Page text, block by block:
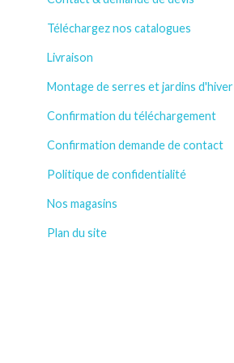
Téléchargez nos catalogues
Livraison
Montage de serres et jardins d'hiver
Confirmation du téléchargement
Confirmation demande de contact
Politique de confidentialité
Nos magasins
Plan du site